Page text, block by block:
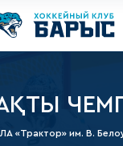
«Трактор» им. В.